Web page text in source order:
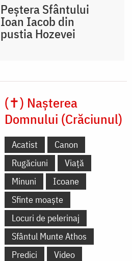
Peștera Sfântului
Ioan Iacob din
pustia Hozevei
(✝) Nașterea
Domnului (Crăciunul)
Acatist
Canon
Rugăciuni
Viață
Minuni
Icoane
Sfinte moaște
Locuri de pelerinaj
Sfântul Munte Athos
Predici
Video